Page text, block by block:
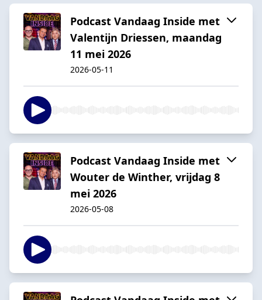
Podcast Vandaag Inside met
Valentijn Driessen, maandag
11 mei 2026
2026-05-11
Podcast Vandaag Inside met
Wouter de Winther, vrijdag 8
mei 2026
2026-05-08